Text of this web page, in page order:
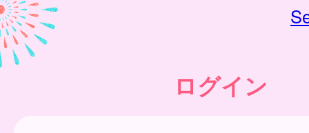
ログイン